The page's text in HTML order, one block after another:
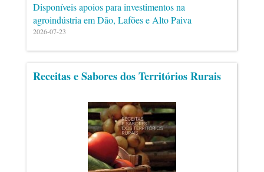
Disponíveis apoios para investimentos na
agroindústria em Dão, Lafões e Alto Paiva
2026-07-23
Receitas e Sabores dos Territórios Rurais